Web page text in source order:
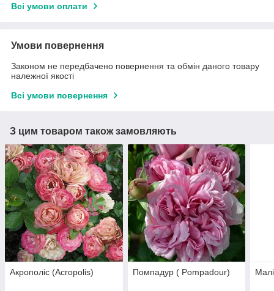
Всі умови оплати
Умови повернення
Законом не передбачено повернення та обмін даного товару
належної якості
Всі умови повернення
З цим товаром також замовляють
Акрополіс (Acropolis) Помпадур ( Pompadour)